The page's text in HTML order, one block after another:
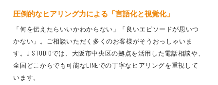
圧倒的なヒアリング力による「言語化と視覚化」
「何を伝えたらいいかわからない」「良いエピソードが思いつ
かない」。ご相談いただく多くのお客様がそうおっしゃいま
す。J STUDIOでは、大阪市中央区の拠点を活用した電話相談や、
全国どこからでも可能なLINEでの丁寧なヒアリングを重視して
います。